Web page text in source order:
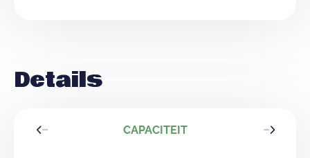
Details
CAPACITEIT